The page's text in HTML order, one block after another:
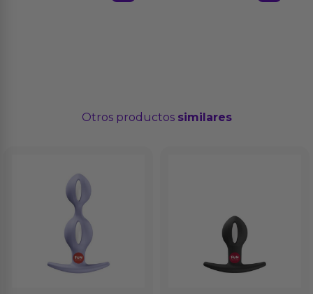
Otros productos similares